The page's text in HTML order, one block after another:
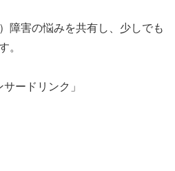
障害の悩みを共有し、少しでも
。
サードリンク」